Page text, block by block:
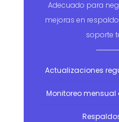
Adecuado para
mejoras en
soporte
Actualizaciones
Monitoreo